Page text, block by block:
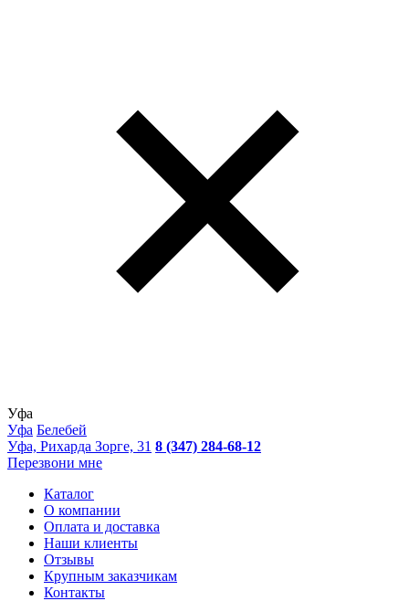
Уфа
Уфа Белебей
Уфа, Рихарда Зорге, 31 8 (347) 284-68-12
Перезвони мне
Каталог
О компании
Оплата и доставка
Наши клиенты
Отзывы
Крупным заказчикам
Контакты